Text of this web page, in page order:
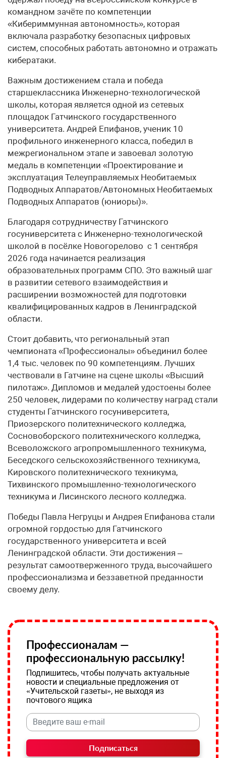
командном зачёте по компетенции
«Кибериммунная автономность», которая
включала разработку безопасных цифровых
систем, способных работать автономно и отражать
кибератаки.
Важным достижением стала и победа
старшеклассника Инженерно-технологической
школы, которая является одной из сетевых
площадок Гатчинского государственного
университета. Андрей Епифанов, ученик 10
профильного инженерного класса, победил в
межрегиональном этапе и завоевал золотую
медаль в компетенции «Проектирование и
эксплуатация Телеуправляемых Необитаемых
Подводных Аппаратов/Автономных Необитаемых
Подводных Аппаратов (юниоры)».
Благодаря сотрудничеству Гатчинского
госуниверситета с Инженерно-технологической
школой в посёлке Новогорелово с 1 сентября
2026 года начинается реализация
образовательных программ СПО. Это важный шаг
в развитии сетевого взаимодействия и
расширении возможностей для подготовки
квалифицированных кадров в Ленинградской
области.
Стоит добавить, что региональный этап
чемпионата «Профессионалы» объединил более
1,4 тыс. человек по 90 компетенциям. Лучших
чествовали в Гатчине на сцене школы «Высший
пилотаж». Дипломов и медалей удостоены более
250 человек, лидерами по количеству наград стали
студенты Гатчинского госуниверситета,
Приозерского политехнического колледжа,
Сосновоборского политехнического колледжа,
Всеволожского агропромышленного техникума,
Беседского сельскохозяйственного техникума,
Кировского политехнического техникума,
Тихвинского промышленно-технологического
техникума и Лисинского лесного колледжа.
Победы Павла Негруцы и Андрея Епифанова стали
огромной гордостью для Гатчинского
государственного университета и всей
Ленинградской области. Эти достижения –
результат самоотверженного труда, высочайшего
профессионализма и беззаветной преданности
своему делу.
Профессионалам —
профессиональную рассылку!
Подпишитесь, чтобы получать актуальные
новости и специальные предложения от
«Учительской газеты», не выходя из
почтового ящика
Подписаться